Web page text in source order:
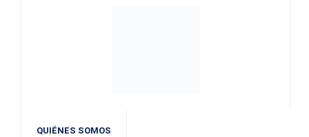
QUIÉNES SOMOS